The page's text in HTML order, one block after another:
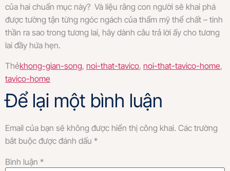
của hai chuẩn mục này? Và liệu rằng con người sẽ khai phá
được tường tận từng ngóc ngách của thẩm mỹ thể chất – tinh
thần ra sao trong tương lai, hãy dành câu trả lời ấy cho tương
lai đầy hứa hẹn.
Thẻkhong-gian-song, noi-that-tavico, noi-that-tavico-home,
tavico-home
Để lại một bình luận
Email của bạn sẽ không được hiển thị công khai. Các trường
bắt buộc được đánh dấu *
Bình luận *